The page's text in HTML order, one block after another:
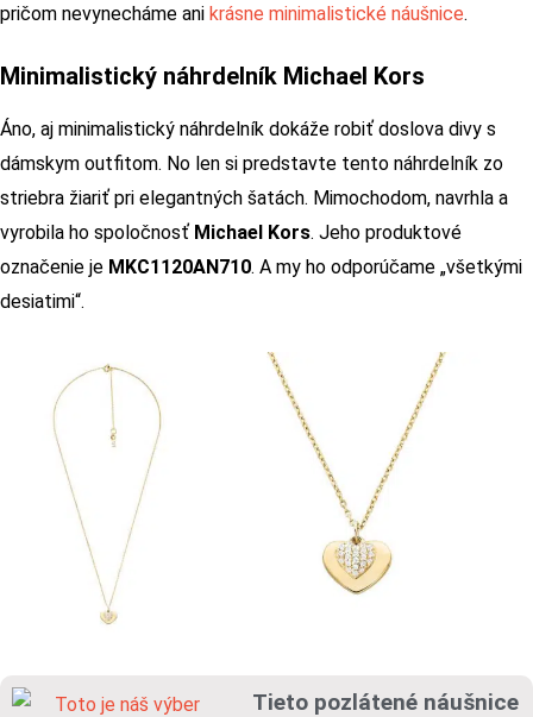
pričom nevynecháme ani krásne minimalistické náušnice.
Minimalistický náhrdelník Michael Kors
Áno, aj minimalistický náhrdelník dokáže robiť doslova divy s
dámskym outfitom. No len si predstavte tento náhrdelník zo
striebra žiariť pri elegantných šatách. Mimochodom, navrhla a
vyrobila ho spoločnosť Michael Kors. Jeho produktové
označenie je MKC1120AN710. A my ho odporúčame „všetkými
desiatimi“.
Tieto pozlátené náušnice